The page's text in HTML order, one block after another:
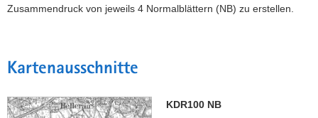
N
i
g
t
Zusammendruck von jeweils 4 Normalblättern (NB) zu erstellen.
Kartenausschnitte
KDR100 NB